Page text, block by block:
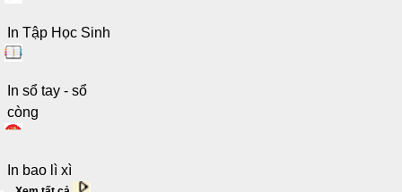
In Tập Học Sinh
In sổ tay - sổ
còng
In bao lì xì